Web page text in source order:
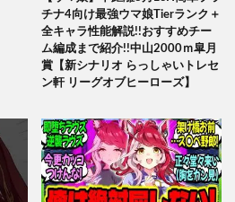
チナ4向け最強ウマ娘Tierランク＋
全キャラ性能解説!!おすすめチー
ム編成まで紹介!!中山2000ｍ皐月
賞【新シナリオ らっしゃいトレセ
ン軒 リーグオブヒーローズ】